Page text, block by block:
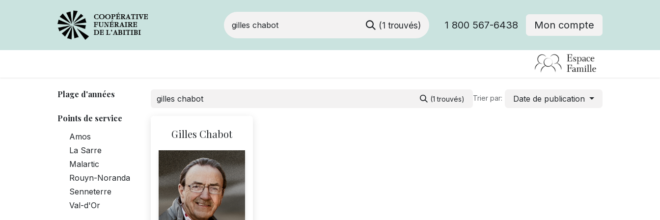
(1 trouvés) 1 800 567-6438 Mon compte
Plage d'années
Points de service
Amos
La Sarre
Malartic
Rouyn-Noranda
Senneterre
Val-d'Or
(1 trouvés) Trier par: Date de publication
Gilles Chabot